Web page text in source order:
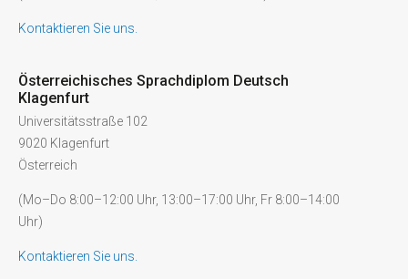
Kontaktieren Sie uns.
Österreichisches Sprachdiplom Deutsch
Klagenfurt
Universitätsstraße 102
9020 Klagenfurt
Österreich
(Mo–Do 8:00–12:00 Uhr, 13:00–17:00 Uhr, Fr 8:00–14:00
Uhr)
Kontaktieren Sie uns.